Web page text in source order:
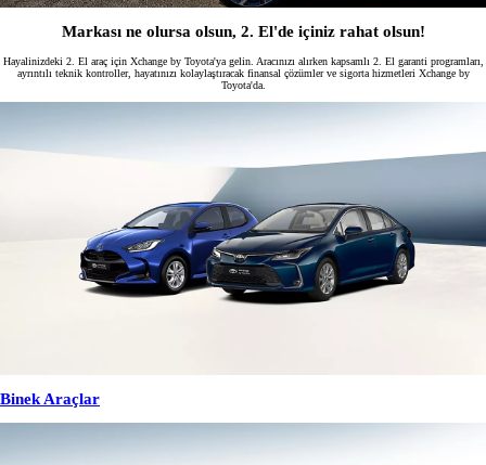
Markası ne olursa olsun, 2. El'de içiniz rahat olsun!
Hayalinizdeki 2. El araç için Xchange by Toyota'ya gelin. Aracınızı alırken kapsamlı 2. El garanti programları,
ayrıntılı teknik kontroller, hayatınızı kolaylaştıracak finansal çözümler ve sigorta hizmetleri Xchange by
Toyota'da.
Binek Araçlar